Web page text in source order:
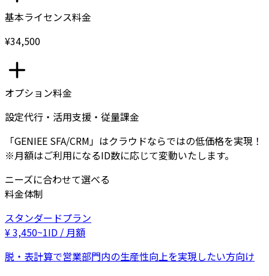
基本ライセンス料金
¥34,500
オプション料金
設定代行・活用支援・従量課金
「GENIEE SFA/CRM」はクラウドならではの低価格を実現！
※月額はご利用になるID数に応じて変動いたします。
ニーズに合わせて選べる
料金体制
スタンダードプラン
¥3,450~1ID / 月額
脱・表計算で営業部門内の生産性向上を実現したい方向け